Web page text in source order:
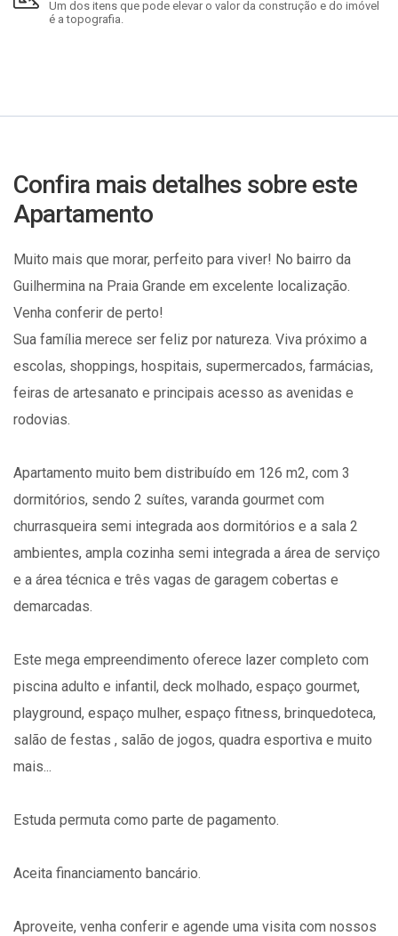
Um dos itens que pode elevar o valor da construção e do imóvel
é a topografia.
Confira mais detalhes sobre este
Apartamento
Muito mais que morar, perfeito para viver! No bairro da
Guilhermina na Praia Grande em excelente localização.
Venha conferir de perto!
Sua família merece ser feliz por natureza. Viva próximo a
escolas, shoppings, hospitais, supermercados, farmácias,
feiras de artesanato e principais acesso as avenidas e
rodovias.
Apartamento muito bem distribuído em 126 m2, com 3
dormitórios, sendo 2 suítes, varanda gourmet com
churrasqueira semi integrada aos dormitórios e a sala 2
ambientes, ampla cozinha semi integrada a área de serviço
e a área técnica e três vagas de garagem cobertas e
demarcadas.
Este mega empreendimento oferece lazer completo com
piscina adulto e infantil, deck molhado, espaço gourmet,
playground, espaço mulher, espaço fitness, brinquedoteca,
salão de festas , salão de jogos, quadra esportiva e muito
mais...
Estuda permuta como parte de pagamento.
Aceita financiamento bancário.
Aproveite, venha conferir e agende uma visita com nossos